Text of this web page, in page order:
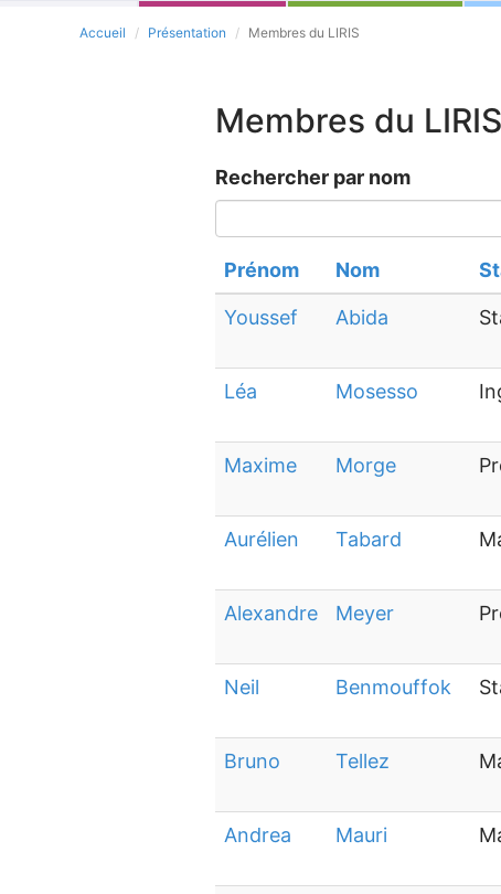
Accueil Présentation Membres du LIRIS
Membres du LIRIS
Rechercher par nom
Prénom Nom
Youssef Abida
Léa Mosesso
Maxime Morge
Aurélien Tabard
Alexandre
Meyer
Neil Benmouffok
Bruno Tellez
Andrea Mauri